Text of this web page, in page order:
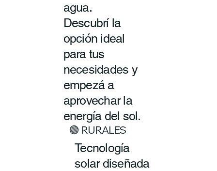
agua.
Descubrí la
opción ideal
para tus
necesidades y
empezá a
aprovechar la
energía del sol.
🟢 RURALES
Tecnología
solar diseñada